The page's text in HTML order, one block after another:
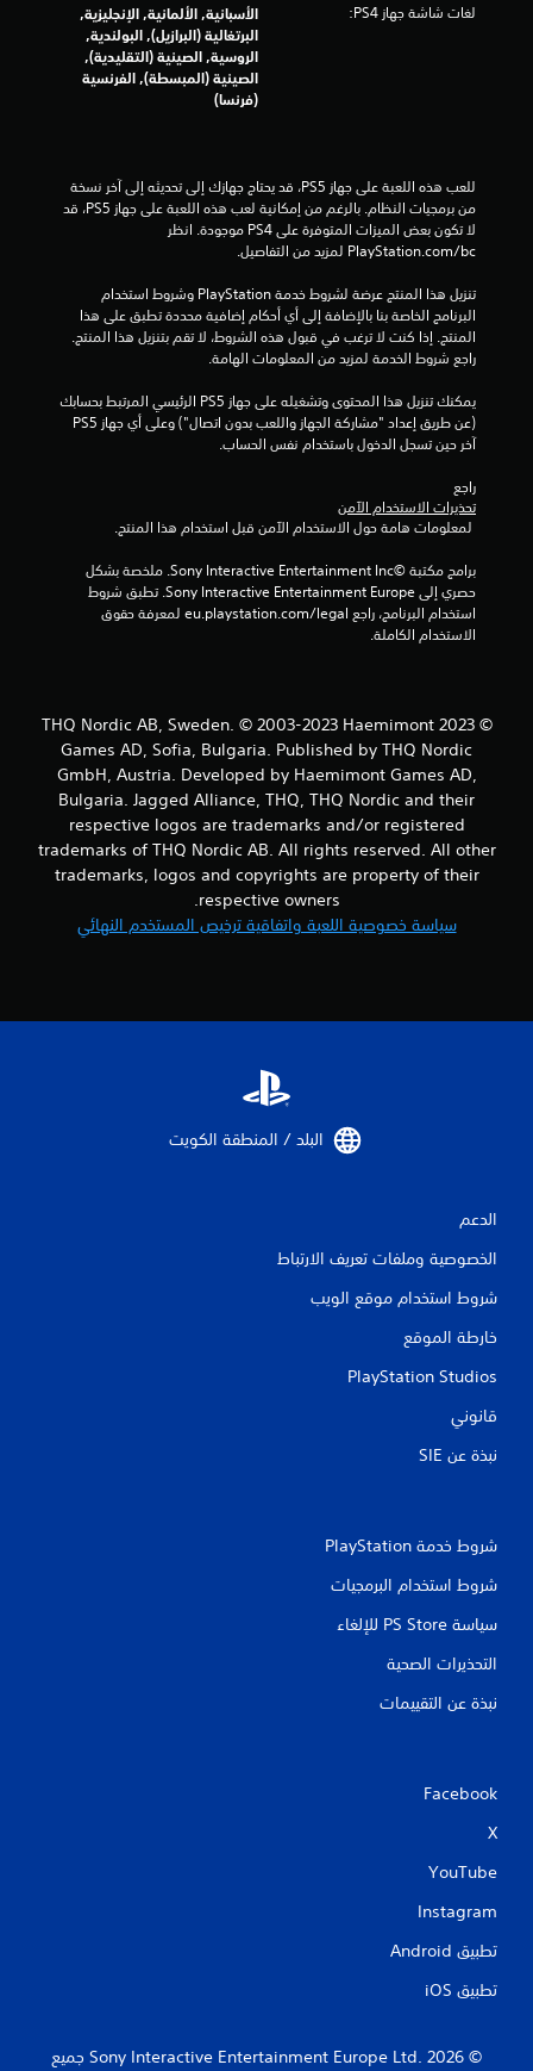
7
1
ا
ق
ي
ي
ت
لغات شاشة جهاز PS4:
الأسبانية, الألمانية, الإنجليزية,
البرتغالية (البرازيل), البولندية,
الروسية, الصينية (التقليدية),
الصينية (المبسطة), الفرنسية
(فرنسا)
‎PlayStation.com/bc لمزيد من التفاصيل.
راجع شروط الخدمة لمزيد من المعلومات الهامة.
آخر حين تسجل الدخول باستخدام نفس الحساب.
راجع
تحذيرات الاستخدام الآمن
الاستخدام الكاملة.
© 2023 THQ Nordic AB, Sweden. © 2003-2023 Haemimont
Games AD, Sofia, Bulgaria. Published by THQ Nordic
GmbH, Austria. Developed by Haemimont Games AD,
Bulgaria. Jagged Alliance, THQ, THQ Nordic and their
respective logos are trademarks and/or registered
trademarks of THQ Nordic AB. All rights reserved. All other
trademarks, logos and copyrights are property of their
respective owners.
سياسة خصوصية اللعبة واتفاقية ترخيص المستخدم النهائي
البلد / المنطقة الكويت‏
الدعم
الخصوصية وملفات تعريف الارتباط
شروط استخدام موقع الويب
خارطة الموقع
PlayStation Studios
قانوني
نبذة عن SIE‏
شروط خدمة PlayStation‏
شروط استخدام البرمجيات
سياسة PS Store للإلغاء
التحذيرات الصحية
نبذة عن التقييمات
Facebook
X
YouTube
Instagram
تطبيق Android‏
تطبيق iOS‏
‏© 2026 Sony Interactive Entertainment Europe Ltd.‎ جميع